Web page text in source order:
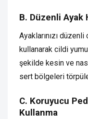
B. Düzenli Ayak
Ayaklarınızı
kullanarak cildi
şekilde kesin ve
sert bölgeleri
C. Koruyucu
Kullanma